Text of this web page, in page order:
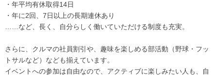
・年平均有休取得14日
・年に2回、7日以上の長期連休あり
……など、長く、自分らしく働いていただける制度も充実。
さらに、クルマの社員割引や、趣味を楽しめる部活動（野球・フッ
トサルなど）なども揃えています。
イベントへの参加は自由なので、アクティブに楽しみたい人も、自